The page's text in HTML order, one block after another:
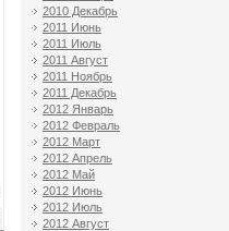
2010 Декабрь
2011 Июнь
2011 Июль
2011 Август
2011 Ноябрь
2011 Декабрь
2012 Январь
2012 Февраль
2012 Март
2012 Апрель
2012 Май
2012 Июнь
2012 Июль
2012 Август